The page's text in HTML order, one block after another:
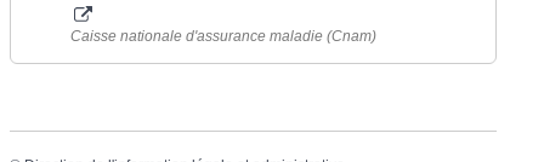
Caisse nationale d'assurance maladie (Cnam)